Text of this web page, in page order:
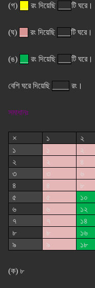
(গ) রং দিয়েছি টি ঘরে।
(ঘ) রং দিয়েছি টি ঘরে।
(ঙ) রং দিয়েছি টি ঘরে।
বেশি ঘরে দিয়েছি রং।
সমাধানঃ
× ১ ২
১
১ ২
২
২ ৪
৩
৩ ৬
৪
৪ ৮
৫
৫ ১০
৬
৬ ১২
৭
৭ ১৪
৮
৮ ১৬
৯
৯ ১৮
(ক) ৮